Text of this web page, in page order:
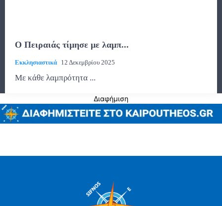
Ο Πειραιάς τίμησε με λαμπ...
Εκκλησιαστικά 12 Δεκεμβρίου 2025
Με κάθε λαμπρότητα ...
Διαφήμιση